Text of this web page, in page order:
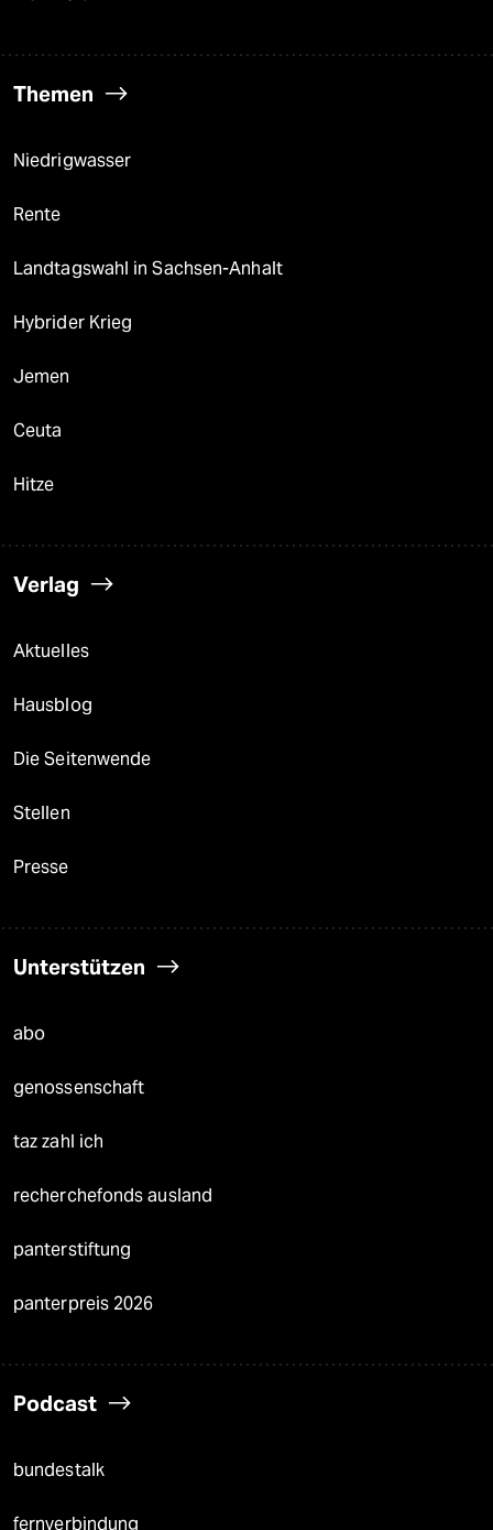
Themen
Niedrigwasser
Rente
Landtagswahl in Sachsen-Anhalt
Hybrider Krieg
Jemen
Ceuta
Hitze
Verlag
Aktuelles
Hausblog
Die Seitenwende
Stellen
Presse
Unterstützen
abo
genossenschaft
taz zahl ich
recherchefonds ausland
panterstiftung
panterpreis 2026
Podcast
bundestalk
fernverbindung